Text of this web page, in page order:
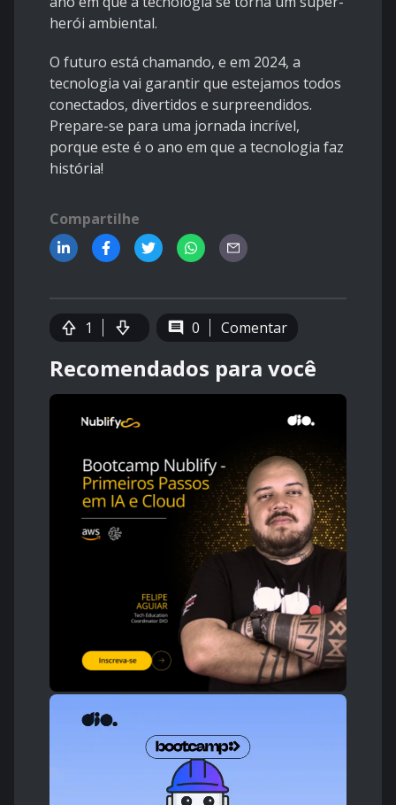
herói ambiental.
O futuro está chamando, e em 2024, a
tecnologia vai garantir que estejamos todos
conectados, divertidos e surpreendidos.
Prepare-se para uma jornada incrível,
porque este é o ano em que a tecnologia faz
história!
Compartilhe
1 0 Comentar
Recomendados para você